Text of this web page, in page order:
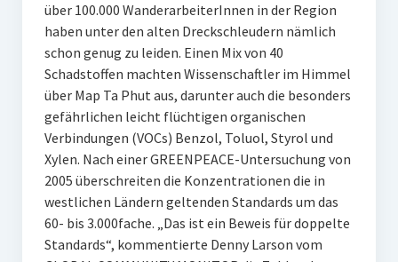
über 100.000 WanderarbeiterInnen in der Region
haben unter den alten Dreckschleudern nämlich
schon genug zu leiden. Einen Mix von 40
Schadstoffen machten Wissenschaftler im Himmel
über Map Ta Phut aus, darunter auch die besonders
gefährlichen leicht flüchtigen organischen
Verbindungen (VOCs) Benzol, Toluol, Styrol und
Xylen. Nach einer GREENPEACE-Untersuchung von
2005 überschreiten die Konzentrationen die in
westlichen Ländern geltenden Standards um das
60- bis 3.000fache. „Das ist ein Beweis für doppelte
Standards“, kommentierte Denny Larson vom